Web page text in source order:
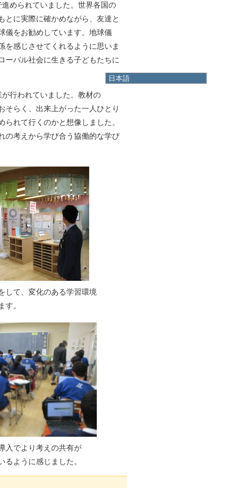
日本語
한국어
简体中文
繁體中文
められていました。世界各国の
とに実際に確かめながら、友達と
儀をお勧めしています。地球儀
を感じさせてくれるように思いま
ーバル社会に生きる子どもたちに
行われていました。教材の
そらく、出来上がった一人ひとり
れて行くのかと想像しました。
の考えから学び合う協働的な学び
して、変化のある学習環境
す。
入でより考えの共有が
るように感じました。